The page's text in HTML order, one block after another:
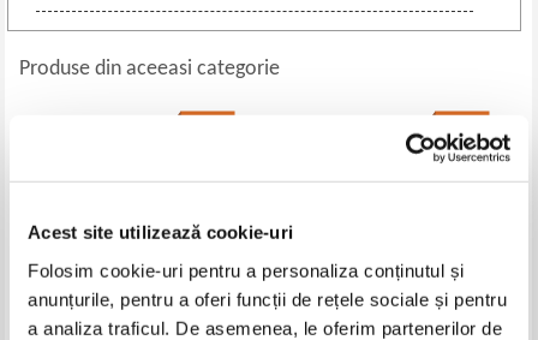
Acest site utilizează cookie-uri
Folosim cookie-uri pentru a personaliza conținutul și
anunțurile, pentru a oferi funcții de rețele sociale și pentru
a analiza traficul. De asemenea, le oferim partenerilor de
Produse din aceeasi categorie